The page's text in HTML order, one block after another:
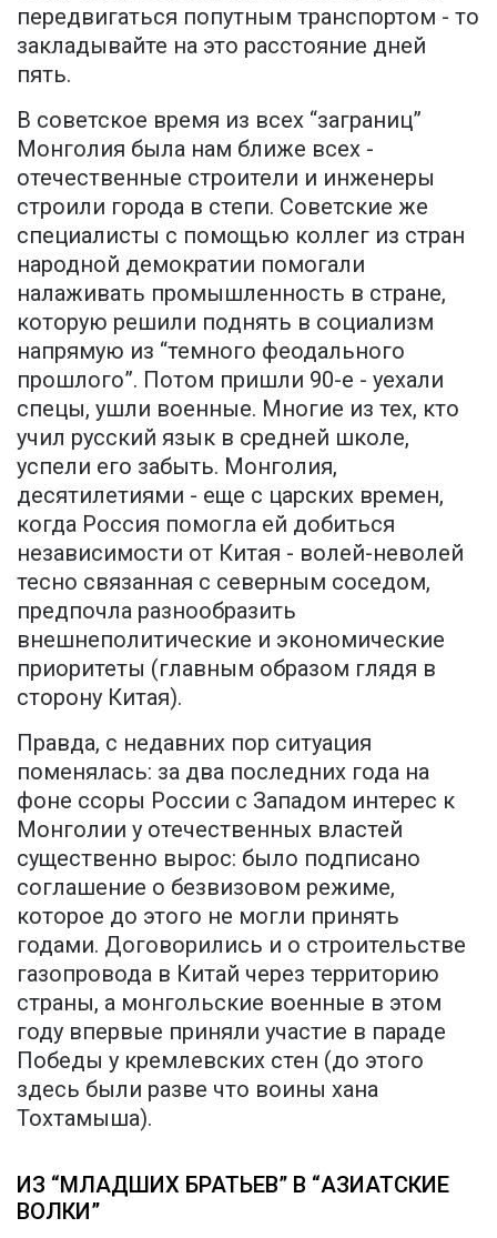
передвигаться попутным транспортом - то
закладывайте на это расстояние дней
пять.
В советское время из всех “заграниц”
Монголия была нам ближе всех -
отечественные строители и инженеры
строили города в степи. Советские же
специалисты с помощью коллег из стран
народной демократии помогали
налаживать промышленность в стране,
которую решили поднять в социализм
напрямую из “темного феодального
прошлого”. Потом пришли 90-е - уехали
спецы, ушли военные. Многие из тех, кто
учил русский язык в средней школе,
успели его забыть. Монголия,
десятилетиями - еще с царских времен,
когда Россия помогла ей добиться
независимости от Китая - волей-неволей
тесно связанная с северным соседом,
предпочла разнообразить
внешнеполитические и экономические
приоритеты (главным образом глядя в
сторону Китая).
Правда, с недавних пор ситуация
поменялась: за два последних года на
фоне ссоры России с Западом интерес к
Монголии у отечественных властей
существенно вырос: было подписано
соглашение о безвизовом режиме,
которое до этого не могли принять
годами. Договорились и о строительстве
газопровода в Китай через территорию
страны, а монгольские военные в этом
году впервые приняли участие в параде
Победы у кремлевских стен (до этого
здесь были разве что воины хана
Тохтамыша).
ИЗ “МЛАДШИХ БРАТЬЕВ” В “АЗИАТСКИЕ
ВОЛКИ”